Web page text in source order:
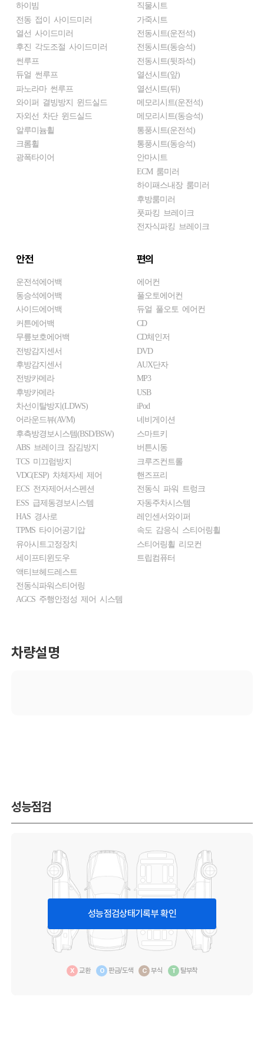
하이빔
전동 접이 사이드미러
열선 사이드미러
후진 각도조절 사이드미러
썬루프
듀얼 썬루프
파노라마 썬루프
와이퍼 결빙방지 윈드실드
자외선 차단 윈드실드
알루미늄휠
크롬휠
광폭타이어
직물시트
가죽시트
전동시트(운전석)
전동시트(동승석)
전동시트(뒷좌석)
열선시트(앞)
열선시트(뒤)
메모리시트(운전석)
메모리시트(동승석)
통풍시트(운전석)
통풍시트(동승석)
안마시트
ECM 룸미러
하이패스내장 룸미러
후방룸미러
풋파킹 브레이크
전자식파킹 브레이크
안전
운전석에어백
동승석에어백
사이드에어백
커튼에어백
무릎보호에어백
전방감지센서
후방감지센서
전방카메라
후방카메라
차선이탈방지(LDWS)
어라운드뷰(AVM)
후측방경보시스템(BSD/BSW)
ABS 브레이크 잠김방지
TCS 미끄럼방지
VDC(ESP) 차체자세 제어
ECS 전자제어서스펜션
ESS 급제동경보시스템
HAS 경사로
TPMS 타이어공기압
유아시트고정장치
세이프티윈도우
액티브헤드레스트
전동식파워스티어링
AGCS 주행안정성 제어 시스템
편의
에어컨
풀오토에어컨
듀얼 풀오토 에어컨
CD
CD체인저
DVD
AUX단자
MP3
USB
iPod
네비게이션
스마트키
버튼시동
크루즈컨트롤
핸즈프리
전동식 파워 트렁크
자동주차시스템
레인센서와이퍼
속도 감응식 스티어링휠
스티어링휠 리모컨
트립컴퓨터
차량설명
성능점검
X 교환 O 판금/도색 C 부식 T 탈부착
성능점검상태기록부 확인